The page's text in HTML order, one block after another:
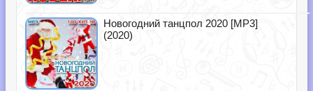
Новогодний танцпол 2020 [MP3]
(2020)